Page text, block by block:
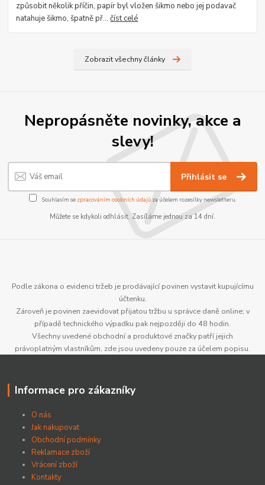
způsobit několik příčin, papír byl vložen šikmo nebo jej podavač
natahuje šikmo, špatně př...číst celé
Zobrazit všechny články
Nepropásněte novinky, akce a
slevy!
Přihlásit se
Souhlasím se zpracováním osobních údajůza účelem rozesílky newsletteru.
Můžete se kdykoli odhlásit. Zasíláme jednou za 14 dní.
Podle zákona o evidenci tržeb je prodávající povinen vystavit kupujícímu
účtenku.
Zároveň je povinen zaevidovat přijatou tržbu u správce daně online; v
případě technického výpadku pak nejpozději do 48 hodin.
Všechny uvedené obchodní a produktové značky patří jejich
právoplatným vlastníkům, zde jsou uvedeny pouze za účelem popisu.
Informace pro zákazníky
O nás
Jak nakupovat
Obchodní podmínky
Reklamace zboží
Vrácení zboží
Kontakty